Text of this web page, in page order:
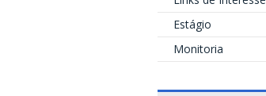
Estágio
Monitoria